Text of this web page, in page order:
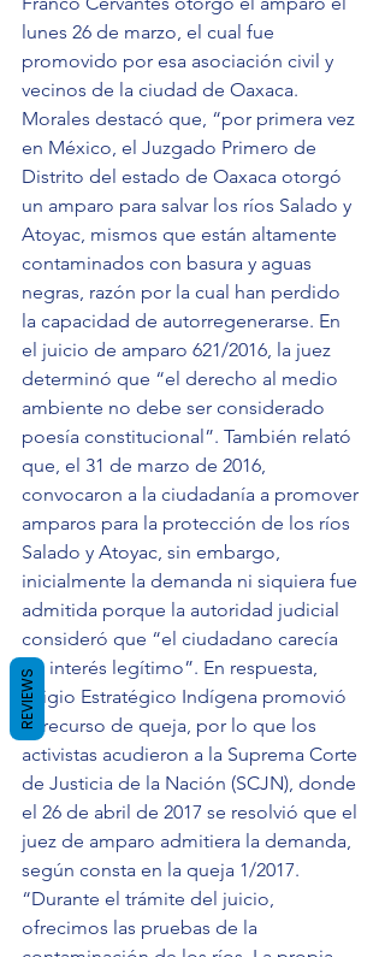
lunes 26 de marzo, el cual fue
promovido por esa asociación civil y
vecinos de la ciudad de Oaxaca.
Morales destacó que, “por primera vez
en México, el Juzgado Primero de
Distrito del estado de Oaxaca otorgó
un amparo para salvar los ríos Salado y
Atoyac, mismos que están altamente
contaminados con basura y aguas
negras, razón por la cual han perdido
la capacidad de autorregenerarse. En
el juicio de amparo 621/2016, la juez
determinó que “el derecho al medio
ambiente no debe ser considerado
poesía constitucional”. También relató
que, el 31 de marzo de 2016,
convocaron a la ciudadanía a promover
amparos para la protección de los ríos
Salado y Atoyac, sin embargo,
inicialmente la demanda ni siquiera fue
admitida porque la autoridad judicial
consideró que “el ciudadano carecía
de interés legítimo”. En respuesta,
Litigio Estratégico Indígena promovió
el recurso de queja, por lo que los
activistas acudieron a la Suprema Corte
de Justicia de la Nación (SCJN), donde
el 26 de abril de 2017 se resolvió que el
juez de amparo admitiera la demanda,
según consta en la queja 1/2017.
“Durante el trámite del juicio,
ofrecimos las pruebas de la
REVIEWS